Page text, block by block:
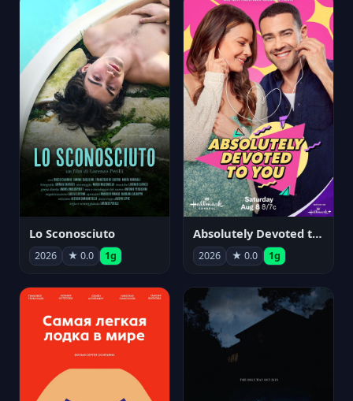
Lo Sconosciuto
2026 ★ 0.0 1g
Absolutely Devoted to You
2026 ★ 0.0 1g